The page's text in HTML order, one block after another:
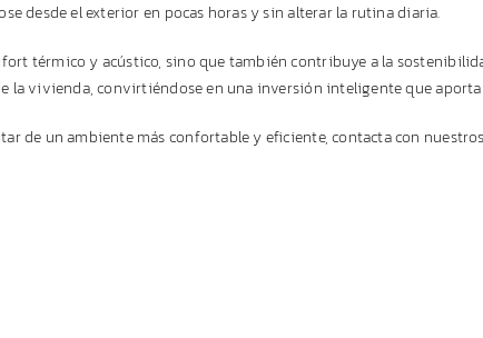
desde el exterior en pocas horas y sin alterar la rutina diaria.
térmico y acústico, sino que también contribuye a la
la vivienda, convirtiéndose en una inversión inteligente que
de un ambiente más confortable y eficiente, contacta con